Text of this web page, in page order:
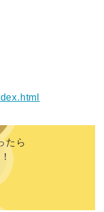
たら